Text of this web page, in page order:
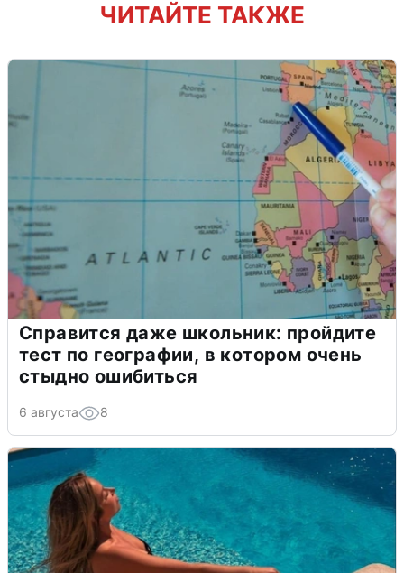
ЧИТАЙТЕ ТАКЖЕ
Справится даже школьник: пройдите
тест по географии, в котором очень
стыдно ошибиться
6 августа 8